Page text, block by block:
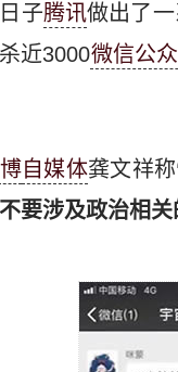
子腾讯做出了
近3000微信公
自媒体龚文祥称
要涉及政治相关